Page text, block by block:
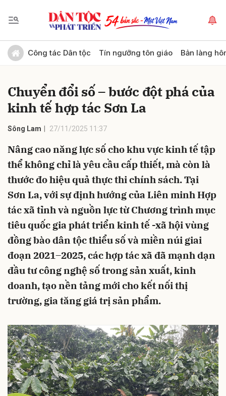
Công tác Dân tộc Tín ngưỡng tôn giáo Bản làng
Chuyển đổi số – bước đột phá của
kinh tế hợp tác Sơn La
Sông Lam 27/11/2025 11:37
Nâng cao năng lực số cho khu vực kinh tế tập
thể không chỉ là yêu cầu cấp thiết, mà còn là
thước đo hiệu quả thực thi chính sách. Tại
Sơn La, với sự định hướng của Liên minh Hợp
tác xã tỉnh và nguồn lực từ Chương trình mục
tiêu quốc gia phát triển kinh tế -xã hội vùng
đồng bào dân tộc thiểu số và miền núi giai
đoạn 2021–2025, các hợp tác xã đã mạnh dạn
đầu tư công nghệ số trong sản xuất, kinh
doanh, tạo nền tảng mới cho kết nối thị
trường, gia tăng giá trị sản phẩm.
Gửi bình luận
Hủy Gửi